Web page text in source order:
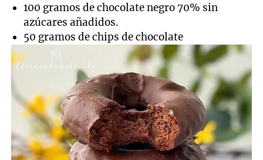
100 gramos de chocolate negro 70% sin
azúcares añadidos.
50 gramos de chips de chocolate